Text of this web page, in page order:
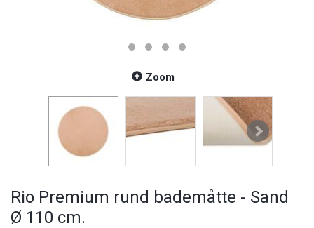
Zoom
Rio Premium rund bademåtte - Sand
Ø 110 cm.